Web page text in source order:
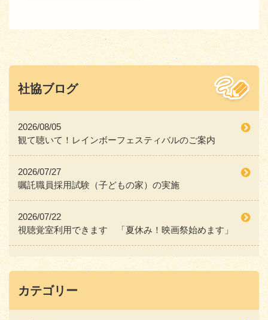
社協ブログ
2026/08/05
観て聴いて！レインボーフェスティバルのご案内
2026/07/27
嘱託職員採用試験（子どもの家）の実施
2026/07/22
視聴覚室利用できます 「夏休み！映画祭始めます」
カテゴリー